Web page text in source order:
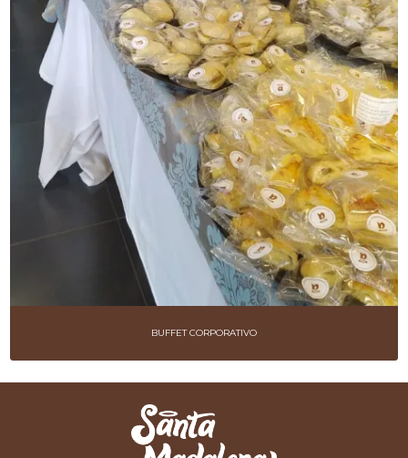
BUFFET CORPORATIVO